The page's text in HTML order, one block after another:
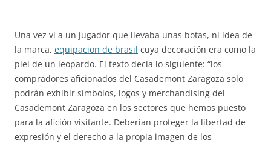
Una vez vi a un jugador que llevaba unas botas, ni idea de
la marca, equipacion de brasil cuya decoración era como la
piel de un leopardo. El texto decía lo siguiente: “los
compradores aficionados del Casademont Zaragoza solo
podrán exhibir símbolos, logos y merchandising del
Casademont Zaragoza en los sectores que hemos puesto
para la afición visitante. Deberían proteger la libertad de
expresión y el derecho a la propia imagen de los